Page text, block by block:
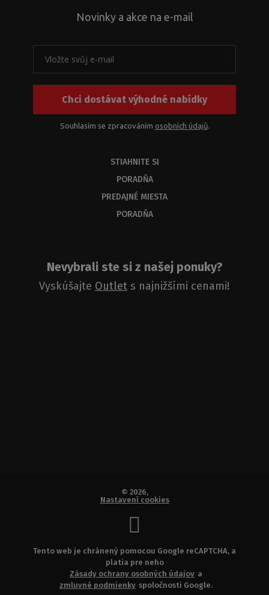
Novinky a akce na e-mail
Chci dostávat výhodné nabídky
Souhlasím se zpracováním osobních údajů.
STIAHNITE SI
PORADŇA
PREDAJNÉ MIESTA
PORADŇA
Nevybrali ste si z našej ponuky?
Vyskúšajte Outlet s najnižšími cenami!
© 2026,
Nastavení cookies
Tento web je chránený pomocou Google reCAPTCHA, a
platia pre neho
Zásady ochrany osobných údajov a
zmluvné podmienky spoločnosti Google.